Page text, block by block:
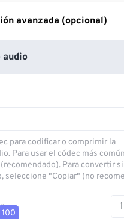
Google Drive
OneDrive
URL
avanzada (opcional)
audio
para codificar o comprimir la
Para usar el códec más
Para convertir
seleccione "Copiar" (no
100